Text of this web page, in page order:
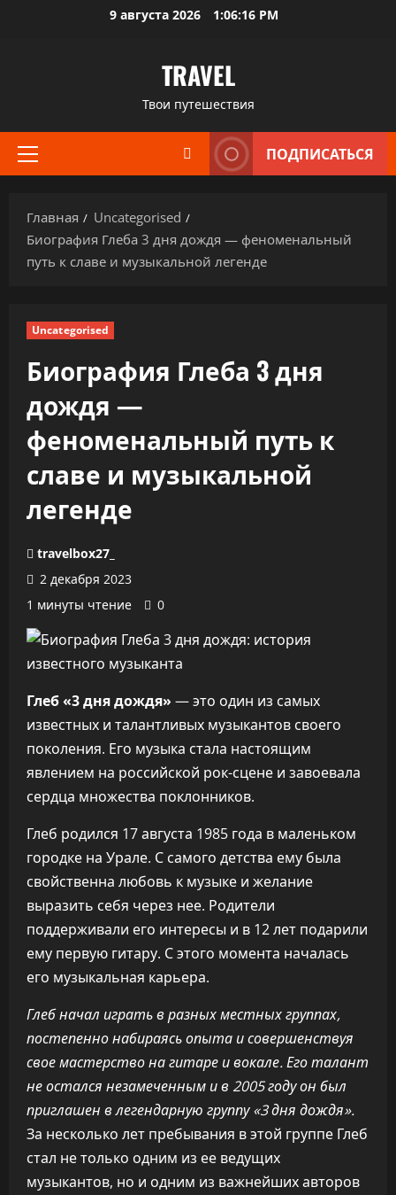
9 августа 2026 1:06:17 PM
TRAVEL
Твои путешествия
Основное
ПОДПИСАТЬСЯ
Главная
Uncategorised
Биография Глеба 3 дня дождя — феноменальный
путь к славе и музыкальной легенде
Uncategorised
Биография Глеба 3 дня
дождя —
феноменальный путь к
славе и музыкальной
легенде
travelbox27_
2 декабря 2023
1 минуты чтение
0
Глеб «3 дня дождя» — это один из самых
известных и талантливых музыкантов своего
поколения. Его музыка стала настоящим
явлением на российской рок-сцене и завоевала
сердца множества поклонников.
Глеб родился 17 августа 1985 года в маленьком
городке на Урале. С самого детства ему была
свойственна любовь к музыке и желание
выразить себя через нее. Родители
поддерживали его интересы и в 12 лет подарили
ему первую гитару. С этого момента началась
его музыкальная карьера.
Глеб начал играть в разных местных группах,
постепенно набираясь опыта и совершенствуя
свое мастерство на гитаре и вокале. Его талант
не остался незамеченным и в 2005 году он был
приглашен в легендарную группу «3 дня дождя».
За несколько лет пребывания в этой группе Глеб
стал не только одним из ее ведущих
музыкантов, но и одним из важнейших авторов